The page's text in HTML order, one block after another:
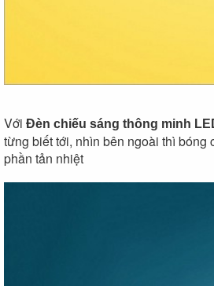
Với Đèn chiếu sáng thông minh
từng biết tới, nhìn bên ngoài thì
phần tản nhiệt